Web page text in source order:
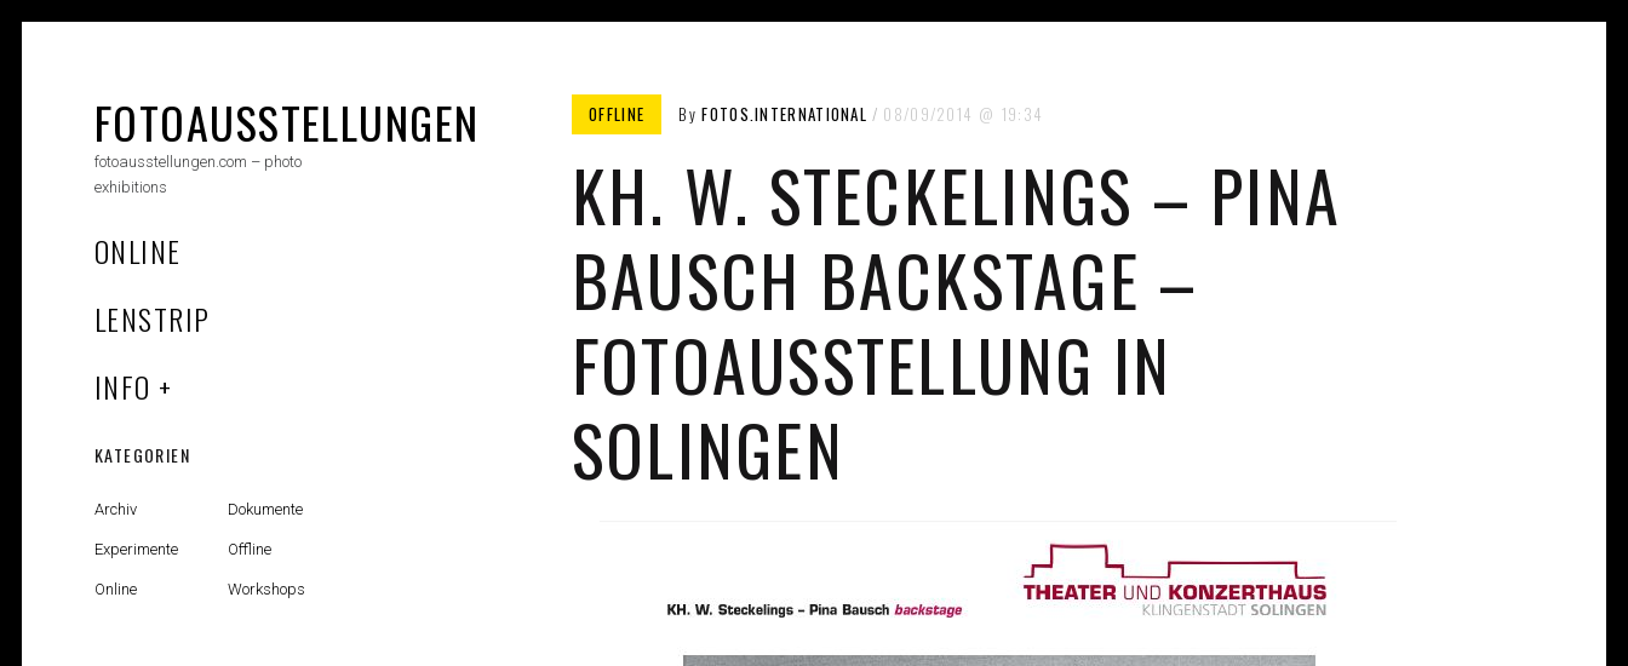
FOTOAUSSTELLUNGEN
fotoausstellungen.com – photo
exhibitions
ONLINE
LENSTRIP
INFO
OFFLINE ByFOTOS.INTERNATIONAL 08/09/2014 19:34
KH. W. STECKELINGS – PINA
BAUSCH BACKSTAGE –
FOTOAUSSTELLUNG IN
SOLINGEN
KATEGORIEN
Archiv Dokumente
Experimente Offline
Online Workshops